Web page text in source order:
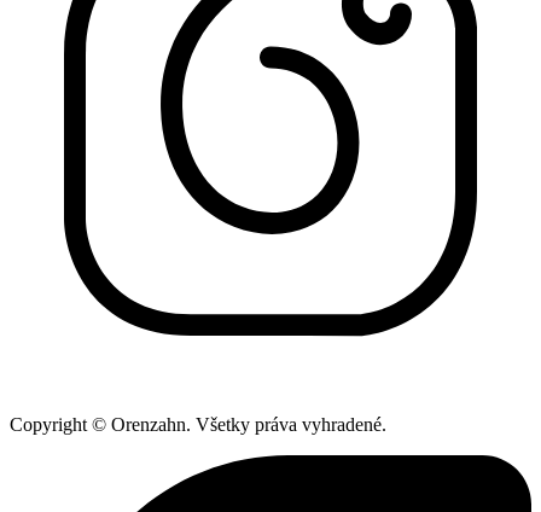
Copyright © Orenzahn. Všetky práva vyhradené.